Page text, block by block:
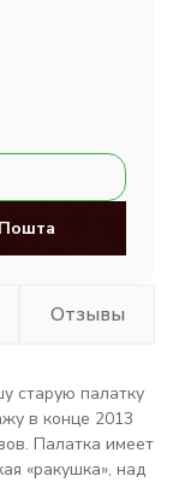
Отзывы
старую палатку
в конце 2013
Палатка имеет
«ракушка», над